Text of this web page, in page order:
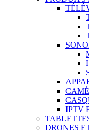
IPTV
DRONES